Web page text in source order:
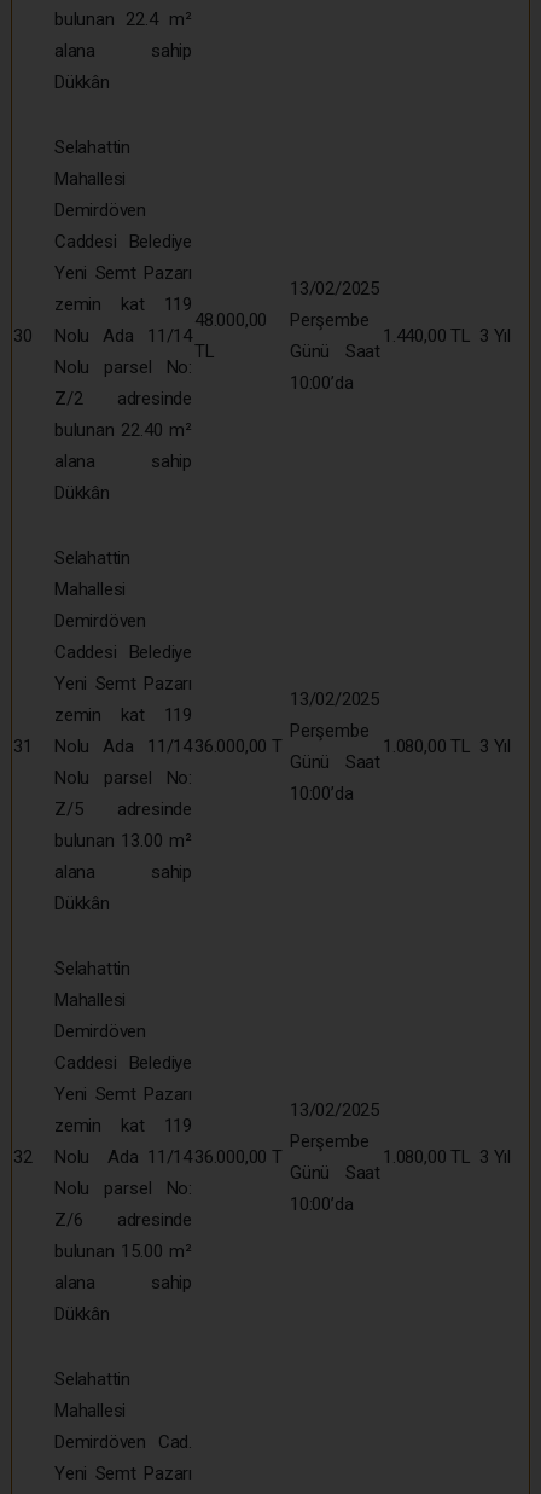
bulunan 22.4 m²
alana sahip
Dükkân
30
Selahattin
Mahallesi
Demirdöven
Caddesi Belediye
Yeni Semt Pazarı
zemin kat 119
Nolu Ada 11/14
Nolu parsel No:
Z/2 adresinde
bulunan 22.40 m²
alana sahip
Dükkân
48.000,00
TL
13/02/2025
Perşembe
Günü Saat
10:00’da
1.440,00 TL 3 Yıl
31
Selahattin
Mahallesi
Demirdöven
Caddesi Belediye
Yeni Semt Pazarı
zemin kat 119
Nolu Ada 11/14
Nolu parsel No:
Z/5 adresinde
bulunan 13.00 m²
alana sahip
Dükkân
36.000,00 T
13/02/2025
Perşembe
Günü Saat
10:00’da
1.080,00 TL 3 Yıl
32
Selahattin
Mahallesi
Demirdöven
Caddesi Belediye
Yeni Semt Pazarı
zemin kat 119
Nolu Ada 11/14
Nolu parsel No:
Z/6 adresinde
bulunan 15.00 m²
alana sahip
Dükkân
36.000,00 T
13/02/2025
Perşembe
Günü Saat
10:00’da
1.080,00 TL 3 Yıl
Selahattin
Mahallesi
Demirdöven Cad.
Yeni Semt Pazarı